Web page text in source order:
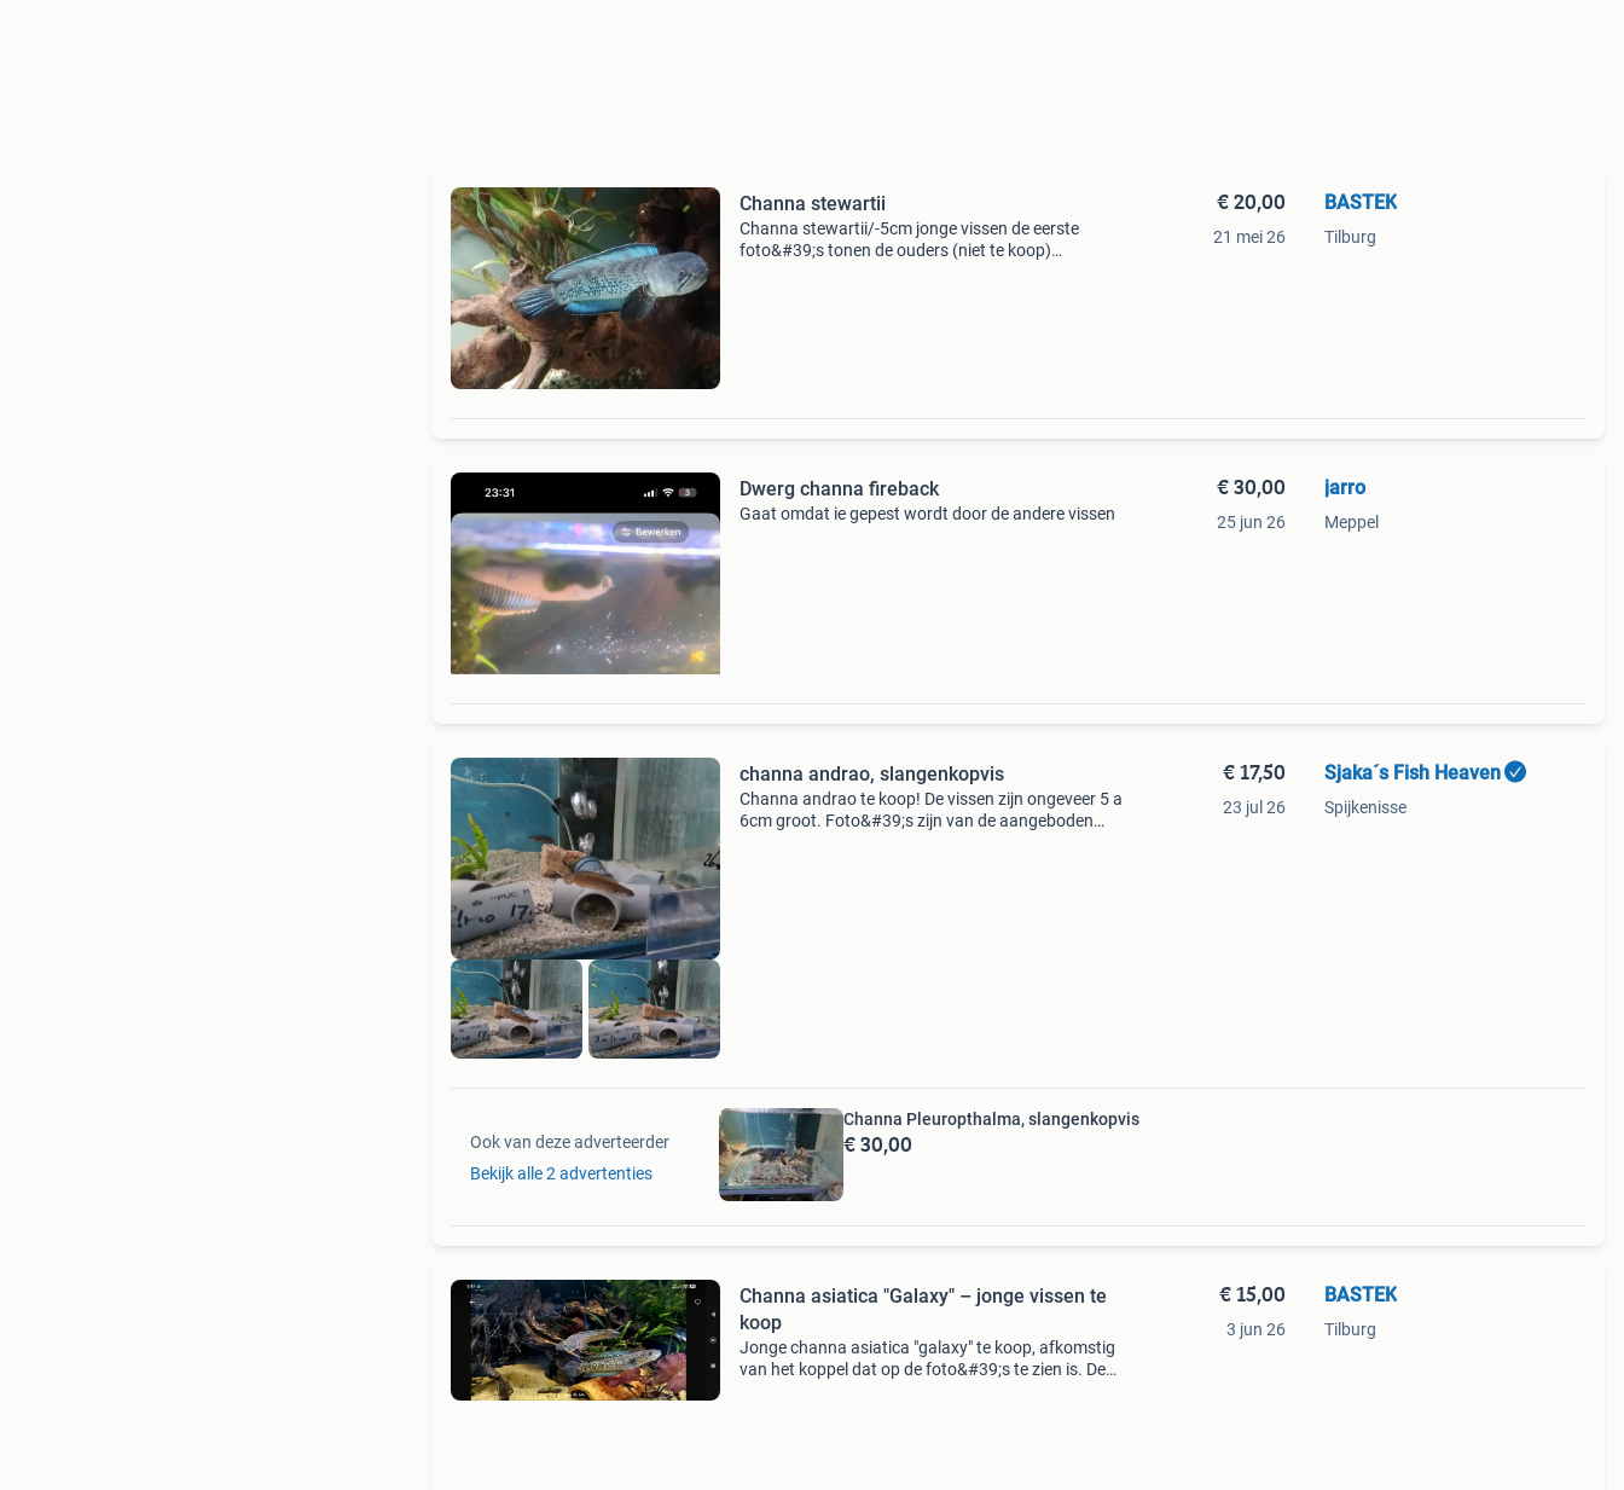
Channa stewartii
Channa stewartii/-5cm jonge vissen de eerste
foto&#39;s tonen de ouders (niet te koop)
€ 20,00
21 mei 26
BASTEK
Tilburg
Dwerg channa fireback
Gaat omdat ie gepest wordt door de andere vissen
€ 30,00
25 jun 26
jarro
Meppel
channa andrao, slangenkopvis
Channa andrao te koop! De vissen zijn ongeveer 5 a
6cm groot. Foto&#39;s zijn van de aangeboden
€ 17,50
23 jul 26
Sjaka´s Fish Heaven
Spijkenisse
Ook van deze adverteerder
Bekijk alle 2 advertenties
Channa Pleuropthalma, slangenkopvis
€ 30,00
Channa asiatica "Galaxy" – jonge vissen te
koop
Jonge channa asiatica "galaxy" te koop, afkomstig
van het koppel dat op de foto&#39;s te zien is. De
€ 15,00
3 jun 26
BASTEK
Tilburg